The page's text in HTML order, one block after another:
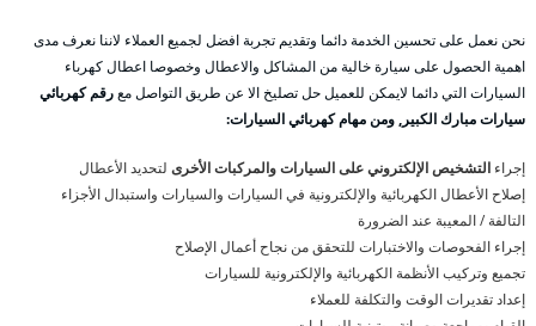
نحن نعمل على تحسين الخدمة دائما وتقديم تجربة افضل لجميع العملاء لاننا نعرف مدى
اهمية الحصول على سيارة خالية من المشاكل والاعطال وخصوصا اعطال كهرباء
السيارات التي دائما لايمكن للعميل حل تصليخ الا عن طريق التواصل معرقم كهربائي
سيارات مبارك الكبير, ومن مهام كهربائي السيارات:
إجراء التشخيص الإلكتروني على السيارات والمركبات الأخرى لتحديد الأعطال
إصلاح الأعطال الكهربائية والإلكترونية في السيارات والسيارات واستبدال الأجزاء
التالفة / المعيبة عند الضرورة
إجراء الفحوصات والاختبارات للتحقق من نجاح أعمال الإصلاح
تجميع وتركيب الأنظمة الكهربائية والإلكترونية للسيارات
إعداد تقديرات الوقت والتكلفة للعملاء